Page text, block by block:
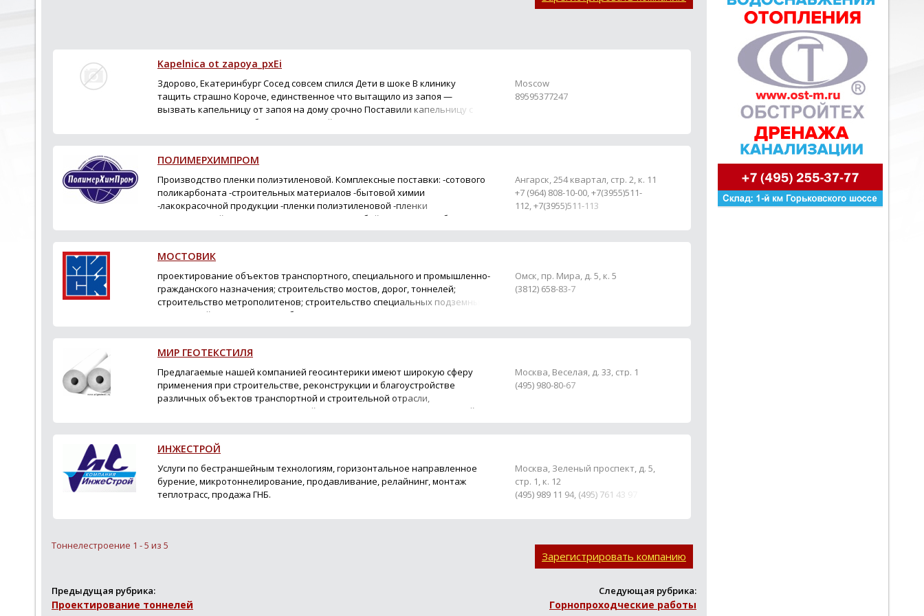
Kapelnica ot zapoya_pxEi
Здорово, Екатеринбург Сосед совсем спился Дети в шоке В клинику
тащить страшно Короче, единственное что вытащило из запоя —
вызвать капельницу от запоя на дому срочно Поставили капельницу с
детокс-раствором В общем, не потеряйте контакты — капельница от
запоя капельница...
Moscow
89595377247
ПОЛИМЕРХИМПРОМ
Производство пленки полиэтиленовой. Комплексные поставки: -сотового
поликарбоната -строительных материалов -бытовой химии
-лакокрасочной продукции -пленки полиэтиленовой -пленки
армированной Доставка осуществляется в любой регион. Способы
доставки: вагоны, контейнера, а...
Ангарск, 254 квартал, стр. 2, к. 11
+7 (964) 808-10-00, +7(3955)511-
112, +7(3955)511-113
МОСТОВИК
проектирование объектов транспортного, специального и промышленно-
гражданского назначения; строительство мостов, дорог, тоннелей;
строительство метрополитенов; строительство специальных подземных
сооружений; строительство объектов промышленного и гражданского
назначени...
Омск, пр. Мира, д. 5, к. 5
(3812) 658-83-7
МИР ГЕОТЕКСТИЛЯ
Предлагаемые нашей компанией геосинтерики имеют широкую сферу
применения при строительстве, реконструкции и благоустройстве
различных объектов транспортной и строительной отрасли,
промышленности и сельского хозяйства. Геотекстиль, цена на который
своей доступностью заи...
Москва, Веселая, д. 33, стр. 1
(495) 980-80-67
ИНЖЕСТРОЙ
Услуги по бестраншейным технологиям, горизонтальное направленное
бурение, микротоннелирование, продавливание, релайнинг, монтаж
теплотрасс, продажа ГНБ.
Москва, Зеленый проспект, д. 5,
стр. 1, к. 12
(495) 989 11 94, (495) 761 43 97
Тоннелестроение 1 - 5 из 5
Зарегистрировать компанию
Предыдущая рубрика:
Проектирование тоннелей
Следующая рубрика:
Горнопроходческие работы